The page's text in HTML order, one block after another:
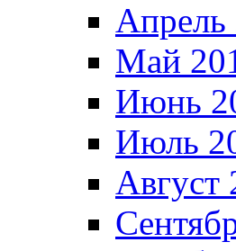
Апрель
Май
Июнь
Июль
Август